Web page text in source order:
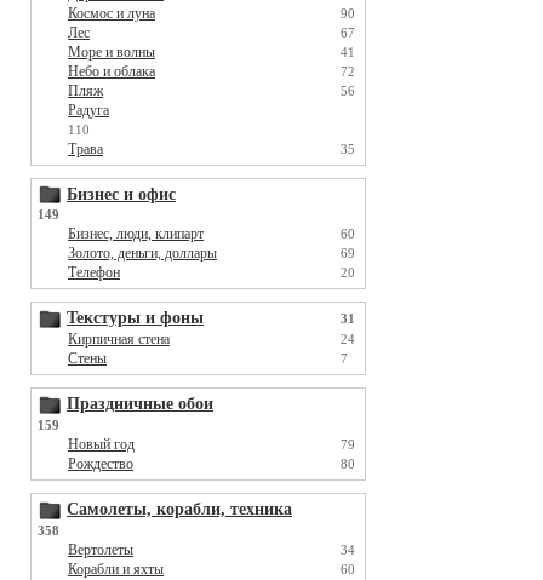
Космос и луна 90
Лес 67
Море и волны 41
Небо и облака 72
Пляж 56
Радуга
110
Трава 35
Бизнес и офис
149
Бизнес, люди, клипарт 60
Золото, деньги, доллары 69
Телефон 20
Текстуры и фоны 31
Кирпичная стена 24
Стены 7
Праздничные обои
159
Новый год 79
Рождество 80
Самолеты, корабли, техника
358
Вертолеты 34
Корабли и яхты 60